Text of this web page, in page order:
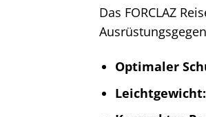
Das FORCLAZ
Optimaler
Leichtgewicht: